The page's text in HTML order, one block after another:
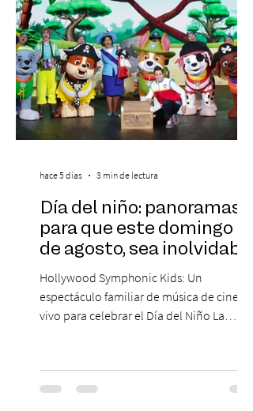
Día del niño: panoramas
para que este domingo 09
de agosto, sea inolvidable
Hollywood Symphonic Kids: Un
espectáculo familiar de música de cine en
vivo para celebrar el Día del Niño La
musical única e inolvidable con motivo del
Día del Niño. El espectáculo Hollywood
hace 5 días 3 min de lectura